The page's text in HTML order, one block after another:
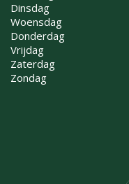
Dinsdag
Woensdag
Donderdag
Vrijdag
Zaterdag
Zondag